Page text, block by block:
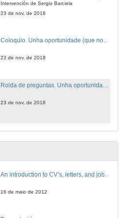
Intervención de Sergio Barciela
23 de nov. de 2018
Coloquio. Unha oportunidade (que non un problema) chamada migración
23 de nov. de 2018
23 de nov. de 2018
An introduction to CV’s, letters, and job searching
16 de maio de 2012